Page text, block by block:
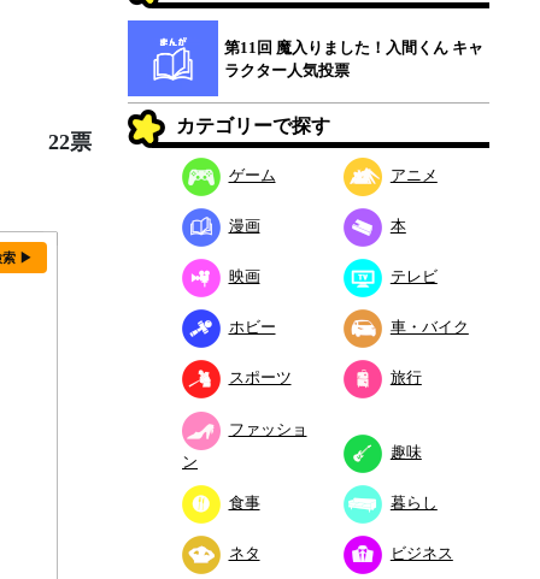
22票
索 ▶
第11回 魔入りました！入間くん キャ
ラクター人気投票
カテゴリーで探す
ゲーム アニメ
漫画 本
映画 テレビ
ホビー 車・バイク
スポーツ 旅行
ファッショ
ン
趣味
食事 暮らし
ネタ ビジネス